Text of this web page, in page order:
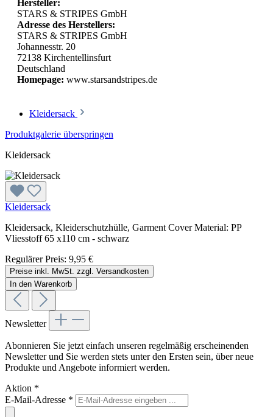
Hersteller:
STARS & STRIPES GmbH
Adresse des Herstellers:
STARS & STRIPES GmbH
Johannesstr. 20
72138 Kirchentellinsfurt
Deutschland
Homepage: www.starsandstripes.de
Kleidersack
Produktgalerie überspringen
Kleidersack
Kleidersack
Kleidersack, Kleiderschutzhülle, Garment Cover Material: PP
Vliesstoff 65 x110 cm - schwarz
Regulärer Preis: 9,95 €
Preise inkl. MwSt. zzgl. Versandkosten
In den Warenkorb
Newsletter
Abonnieren Sie jetzt einfach unseren regelmäßig erscheinenden
Newsletter und Sie werden stets unter den Ersten sein, über neue
Produkte und Angebote informiert werden.
Aktion *
E-Mail-Adresse *